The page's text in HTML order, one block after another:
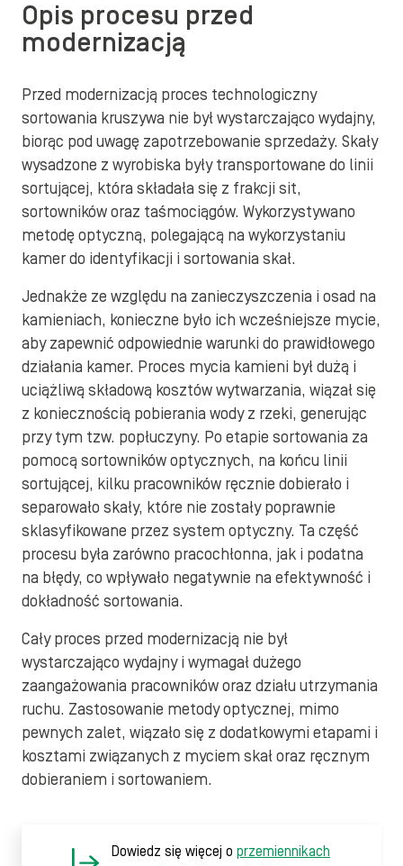
Opis procesu przed
modernizacją
Przed modernizacją proces technologiczny
sortowania kruszywa nie był wystarczająco wydajny,
biorąc pod uwagę zapotrzebowanie sprzedaży. Skały
wysadzone z wyrobiska były transportowane do linii
sortującej, która składała się z frakcji sit,
sortowników oraz taśmociągów. Wykorzystywano
metodę optyczną, polegającą na wykorzystaniu
kamer do identyfikacji i sortowania skał.
Jednakże ze względu na zanieczyszczenia i osad na
kamieniach, konieczne było ich wcześniejsze mycie,
aby zapewnić odpowiednie warunki do prawidłowego
działania kamer. Proces mycia kamieni był dużą i
uciążliwą składową kosztów wytwarzania, wiązał się
z koniecznością pobierania wody z rzeki, generując
przy tym tzw. popłuczyny. Po etapie sortowania za
pomocą sortowników optycznych, na końcu linii
sortującej, kilku pracowników ręcznie dobierało i
separowało skały, które nie zostały poprawnie
sklasyfikowane przez system optyczny. Ta część
procesu była zarówno pracochłonna, jak i podatna
na błędy, co wpływało negatywnie na efektywność i
dokładność sortowania.
Cały proces przed modernizacją nie był
wystarczająco wydajny i wymagał dużego
zaangażowania pracowników oraz działu utrzymania
ruchu. Zastosowanie metody optycznej, mimo
pewnych zalet, wiązało się z dodatkowymi etapami i
kosztami związanych z myciem skał oraz ręcznym
dobieraniem i sortowaniem.
Dowiedz się więcej o przemiennikach